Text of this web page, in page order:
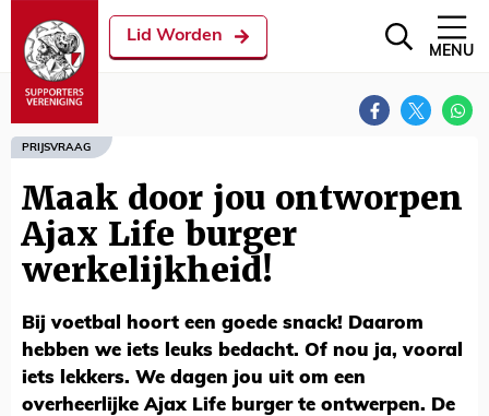
Lid Worden
MENU
PRIJSVRAAG
Maak door jou ontworpen
Ajax Life burger
werkelijkheid!
Bij voetbal hoort een goede snack! Daarom
hebben we iets leuks bedacht. Of nou ja, vooral
iets lekkers. We dagen jou uit om een
overheerlijke Ajax Life burger te ontwerpen. De